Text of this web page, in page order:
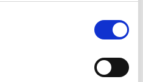
ein
über